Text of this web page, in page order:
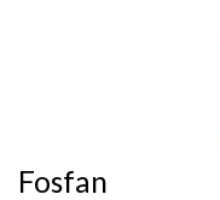
Fosfan